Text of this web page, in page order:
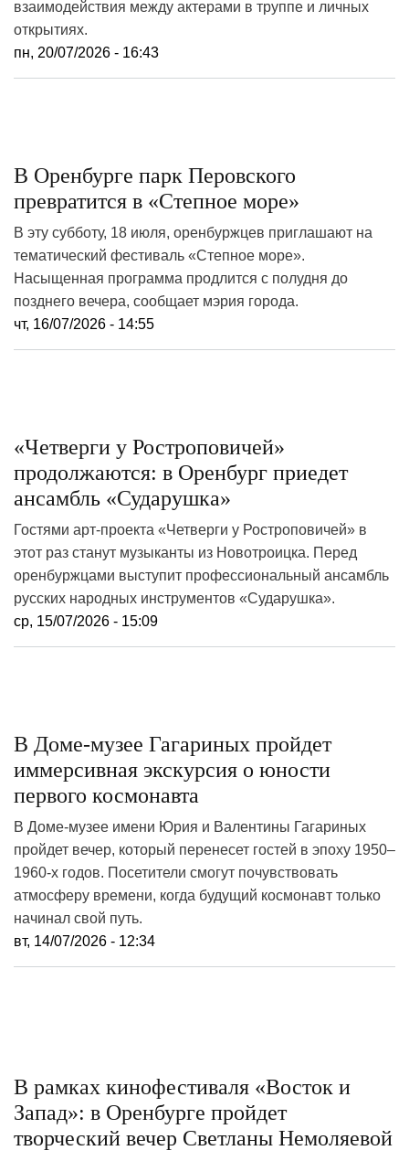
взаимодействия между актерами в труппе и личных
открытиях.
пн, 20/07/2026 - 16:43
В Оренбурге парк Перовского
превратится в «Степное море»
В эту субботу, 18 июля, оренбуржцев приглашают на
тематический фестиваль «Степное море».
Насыщенная программа продлится с полудня до
позднего вечера, сообщает мэрия города.
чт, 16/07/2026 - 14:55
«Четверги у Ростроповичей»
продолжаются: в Оренбург приедет
ансамбль «Сударушка»
Гостями арт-проекта «Четверги у Ростроповичей» в
этот раз станут музыканты из Новотроицка. Перед
оренбуржцами выступит профессиональный ансамбль
русских народных инструментов «Сударушка».
ср, 15/07/2026 - 15:09
В Доме-музее Гагариных пройдет
иммерсивная экскурсия о юности
первого космонавта
В Доме-музее имени Юрия и Валентины Гагариных
пройдет вечер, который перенесет гостей в эпоху 1950–
1960-х годов. Посетители смогут почувствовать
атмосферу времени, когда будущий космонавт только
начинал свой путь.
вт, 14/07/2026 - 12:34
В рамках кинофестиваля «Восток и
Запад»: в Оренбурге пройдет
творческий вечер Светланы Немоляевой